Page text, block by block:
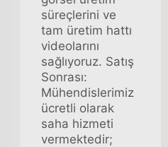
süreçlerini ve
tam üretim hattı
videolarını
sağlıyoruz. Satış
Sonrası:
Mühendislerimiz
ücretli olarak
saha hizmeti
vermektedir;